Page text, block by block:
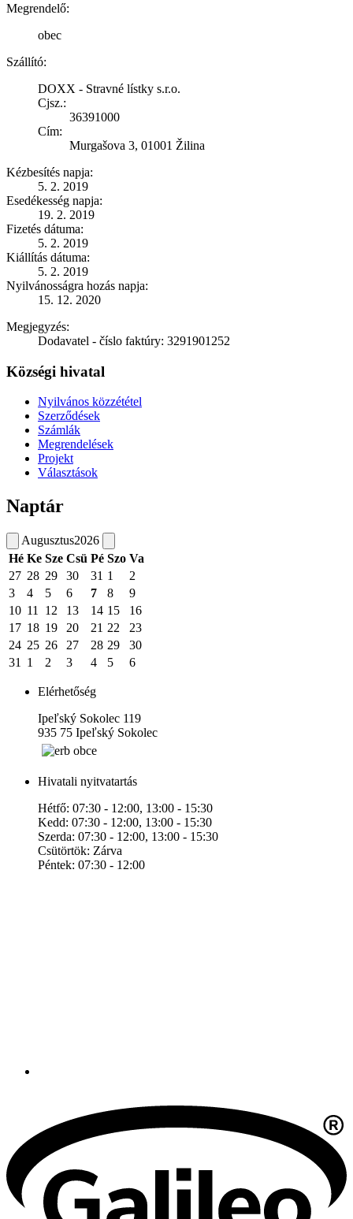
Megrendelő:
obec
Szállító:
DOXX - Stravné lístky s.r.o.
Cjsz.:
36391000
Cím:
Murgašova 3, 01001 Žilina
Kézbesítés napja:
5. 2. 2019
Esedékesség napja:
19. 2. 2019
Fizetés dátuma:
5. 2. 2019
Kiállítás dátuma:
5. 2. 2019
Nyilvánosságra hozás napja:
15. 12. 2020
Megjegyzés:
Dodavatel - číslo faktúry: 3291901252
Községi hivatal
Nyilvános közzététel
Szerződések
Számlák
Megrendelések
Projekt
Választások
Naptár
Augusztus2026
Hé Ke Sze Csü Pé Szo Va
27 28 29 30 31 1
2
3
4 5 6 7 8
9
10 11 12 13 14 15
16
17 18 19 20 21 22
23
24 25 26 27 28 29
30
31
1 2 3 4 5 6
Elérhetőség
Ipeľský Sokolec 119
935 75 Ipeľský Sokolec
Hivatali nyitvatartás
Hétfő: 07:30 - 12:00, 13:00 - 15:30
Kedd: 07:30 - 12:00, 13:00 - 15:30
Szerda: 07:30 - 12:00, 13:00 - 15:30
Csütörtök: Zárva
Péntek: 07:30 - 12:00